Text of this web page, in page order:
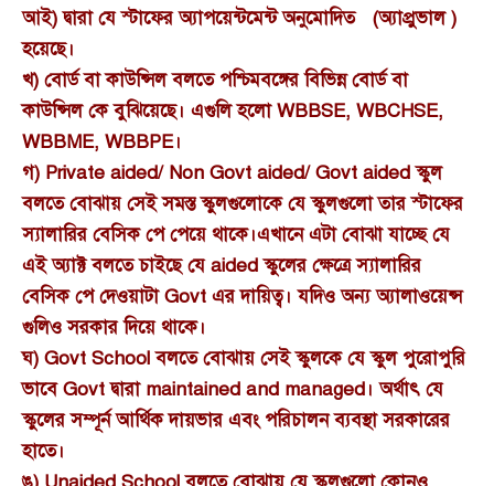
আই) দ্বারা যে স্টাফের অ্যাপয়েন্টমেন্ট অনুমোদিত (অ্যাপ্রুভাল )
হয়েছে।
খ) বোর্ড বা কাউন্সিল বলতে পশ্চিমবঙ্গের বিভিন্ন বোর্ড বা
কাউন্সিল কে বুঝিয়েছে। এগুলি হলো WBBSE, WBCHSE,
WBBME, WBBPE।
গ) Private aided/ Non Govt aided/ Govt aided স্কুল
বলতে বোঝায় সেই সমস্ত স্কুলগুলোকে যে স্কুলগুলো তার স্টাফের
স্যালারির বেসিক পে পেয়ে থাকে।এখানে এটা বোঝা যাচ্ছে যে
এই অ্যাক্ট বলতে চাইছে যে aided স্কুলের ক্ষেত্রে স্যালারির
বেসিক পে দেওয়াটা Govt এর দায়িত্ব। যদিও অন্য অ্যালাওয়েন্স
গুলিও সরকার দিয়ে থাকে।
ঘ) Govt School বলতে বোঝায় সেই স্কুলকে যে স্কুল পুরোপুরি
ভাবে Govt দ্বারা maintained and managed। অর্থাৎ যে
স্কুলের সম্পূর্ন আর্থিক দায়ভার এবং পরিচালন ব্যবস্থা সরকারের
হাতে।